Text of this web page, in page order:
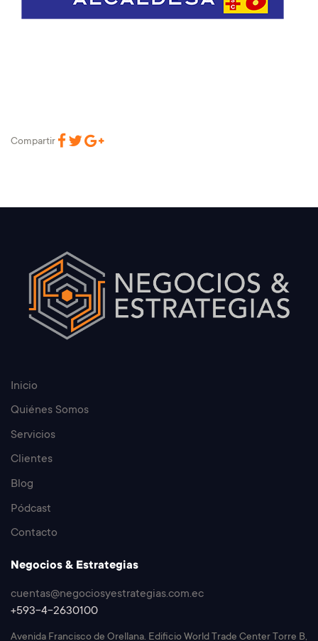
Compartir
Inicio
Quiénes Somos
Servicios
Clientes
Blog
Pódcast
Contacto
Negocios & Estrategias
cuentas@negociosyestrategias.com.ec
+593-4-2630100
Avenida Francisco de Orellana. Edificio World Trade Center Torre B,